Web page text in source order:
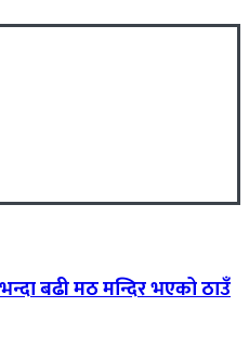
बढी मठ मन्दिर भएको ठाउँ